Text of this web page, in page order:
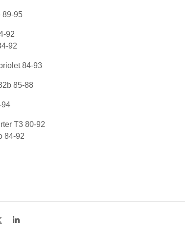
89-95
92
92
84-93
85-88
94
T3 80-92
84-92
S